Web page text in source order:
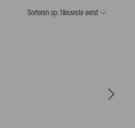
Sorteren op: Nieuwste eerst